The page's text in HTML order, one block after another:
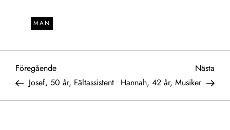
MAN
I
n
Föregående
inlägg
Föregående
Josef, 50 år, Fältassistent
Nästa
Hannah, 42 år, Musiker